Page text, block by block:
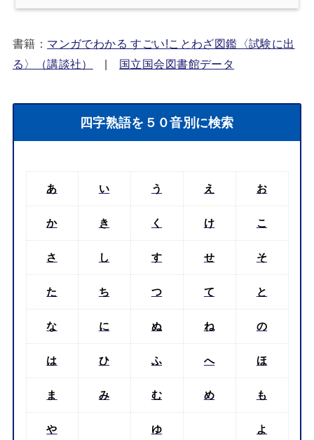
書籍： マンガでわかる すごい!ことわざ図鑑〈試験に出
る〉（講談社）
| 国立国会図書館データ
四字熟語を５０音別に検索
あ い う え お
か き く け こ
さ し す せ そ
た ち つ て と
な に ぬ ね の
は ひ ふ へ ほ
ま み む め も
や ゆ よ